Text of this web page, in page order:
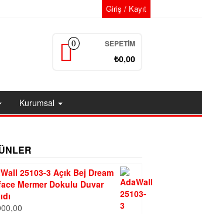
Giriş / Kayıt
0 SEPETIM
₺0,00
Kurumsal
25103-3 Açık Bej Dream
Mermer Dokulu Duvar